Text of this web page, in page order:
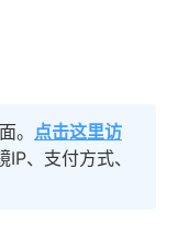
。 点击这里访
IP、支付方式、